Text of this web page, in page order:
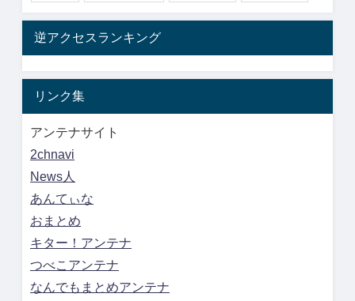
逆アクセスランキング
リンク集
アンテナサイト
2chnavi
News人
あんてぃな
おまとめ
キター！アンテナ
つべこアンテナ
なんでもまとめアンテナ